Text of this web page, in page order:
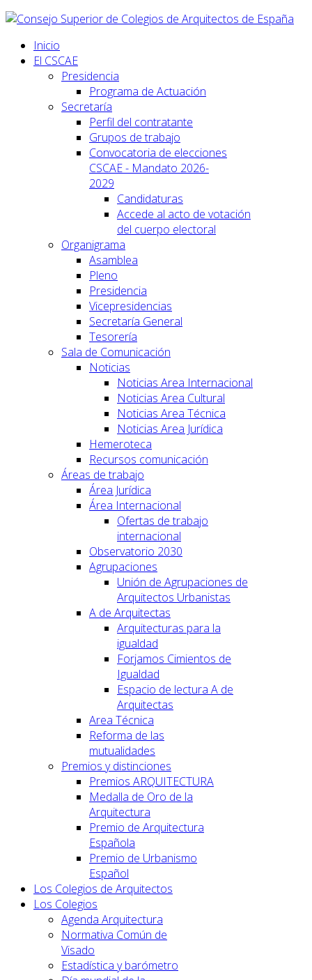
Inicio
El CSCAE
Presidencia
Programa de Actuación
Secretaría
Perfil del contratante
Grupos de trabajo
Convocatoria de elecciones
CSCAE - Mandato 2026-
2029
Candidaturas
Accede al acto de votación
del cuerpo electoral
Organigrama
Asamblea
Pleno
Presidencia
Vicepresidencias
Secretaría General
Tesorería
Sala de Comunicación
Noticias
Noticias Area Internacional
Noticias Area Cultural
Noticias Area Técnica
Noticias Area Jurídica
Hemeroteca
Recursos comunicación
Áreas de trabajo
Área Jurídica
Área Internacional
Ofertas de trabajo
internacional
Observatorio 2030
Agrupaciones
Unión de Agrupaciones de
Arquitectos Urbanistas
A de Arquitectas
Arquitecturas para la
igualdad
Forjamos Cimientos de
Igualdad
Espacio de lectura A de
Arquitectas
Area Técnica
Reforma de las
mutualidades
Premios y distinciones
Premios ARQUITECTURA
Medalla de Oro de la
Arquitectura
Premio de Arquitectura
Española
Premio de Urbanismo
Español
Los Colegios de Arquitectos
Los Colegios
Agenda Arquitectura
Normativa Común de
Visado
Estadística y barómetro